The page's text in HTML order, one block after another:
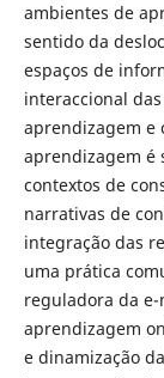
ambientes de
sentido da
espaços de
interaccional
aprendizagem e
aprendizagem é
contextos de
narrativas de
integração das
uma prática
reguladora da
aprendizagem
e dinamização